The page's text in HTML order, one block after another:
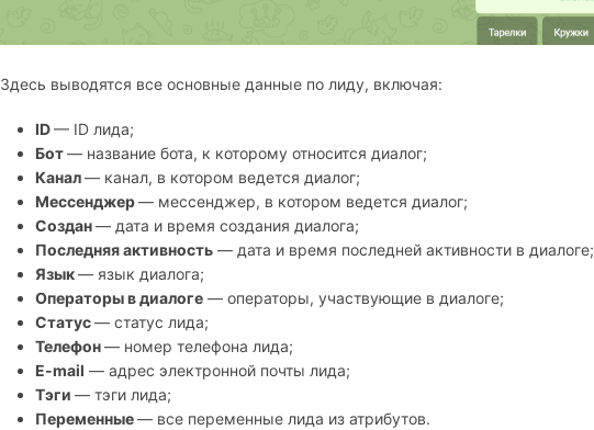
Здесь выводятся все основные данные по лиду, включая:
ID— ID лида;
Бот— название бота, к которому относится диалог;
Канал— канал, в котором ведется диалог;
Мессенджер— мессенджер, в котором ведется диалог;
Создан— дата и время создания диалога;
Последняя активность — дата и время последней активности в диалоге;
Язык— язык диалога;
Операторы в диалоге — операторы, участвующие в диалоге;
Статус— статус лида;
Телефон— номер телефона лида;
E-mail — адрес электронной почты лида;
Тэги — тэги лида;
Переменные— все переменные лида из атрибутов.